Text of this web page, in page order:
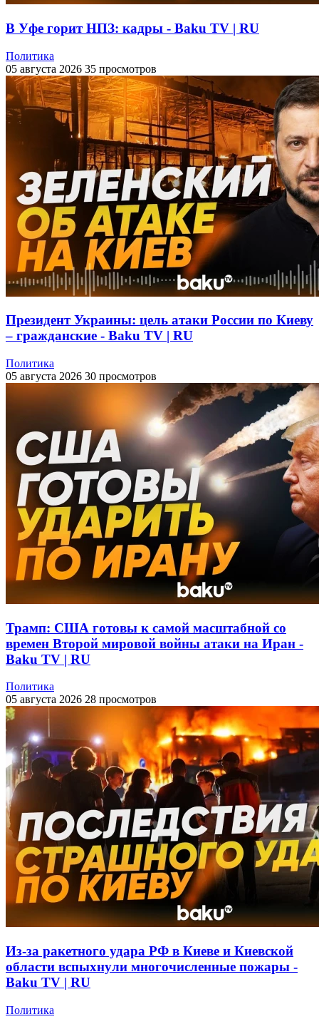
В Уфе горит НПЗ: кадры - Baku TV | RU
Политика
05 августа 2026 35 просмотров
Президент Украины: цель атаки России по Киеву
– гражданские - Baku TV | RU
Политика
05 августа 2026 30 просмотров
Трамп: США готовы к самой масштабной со
времен Второй мировой войны атаки на Иран -
Baku TV | RU
Политика
05 августа 2026 28 просмотров
Из-за ракетного удара РФ в Киеве и Киевской
области вспыхнули многочисленные пожары -
Baku TV | RU
Политика